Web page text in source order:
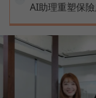
AI助理重塑保險